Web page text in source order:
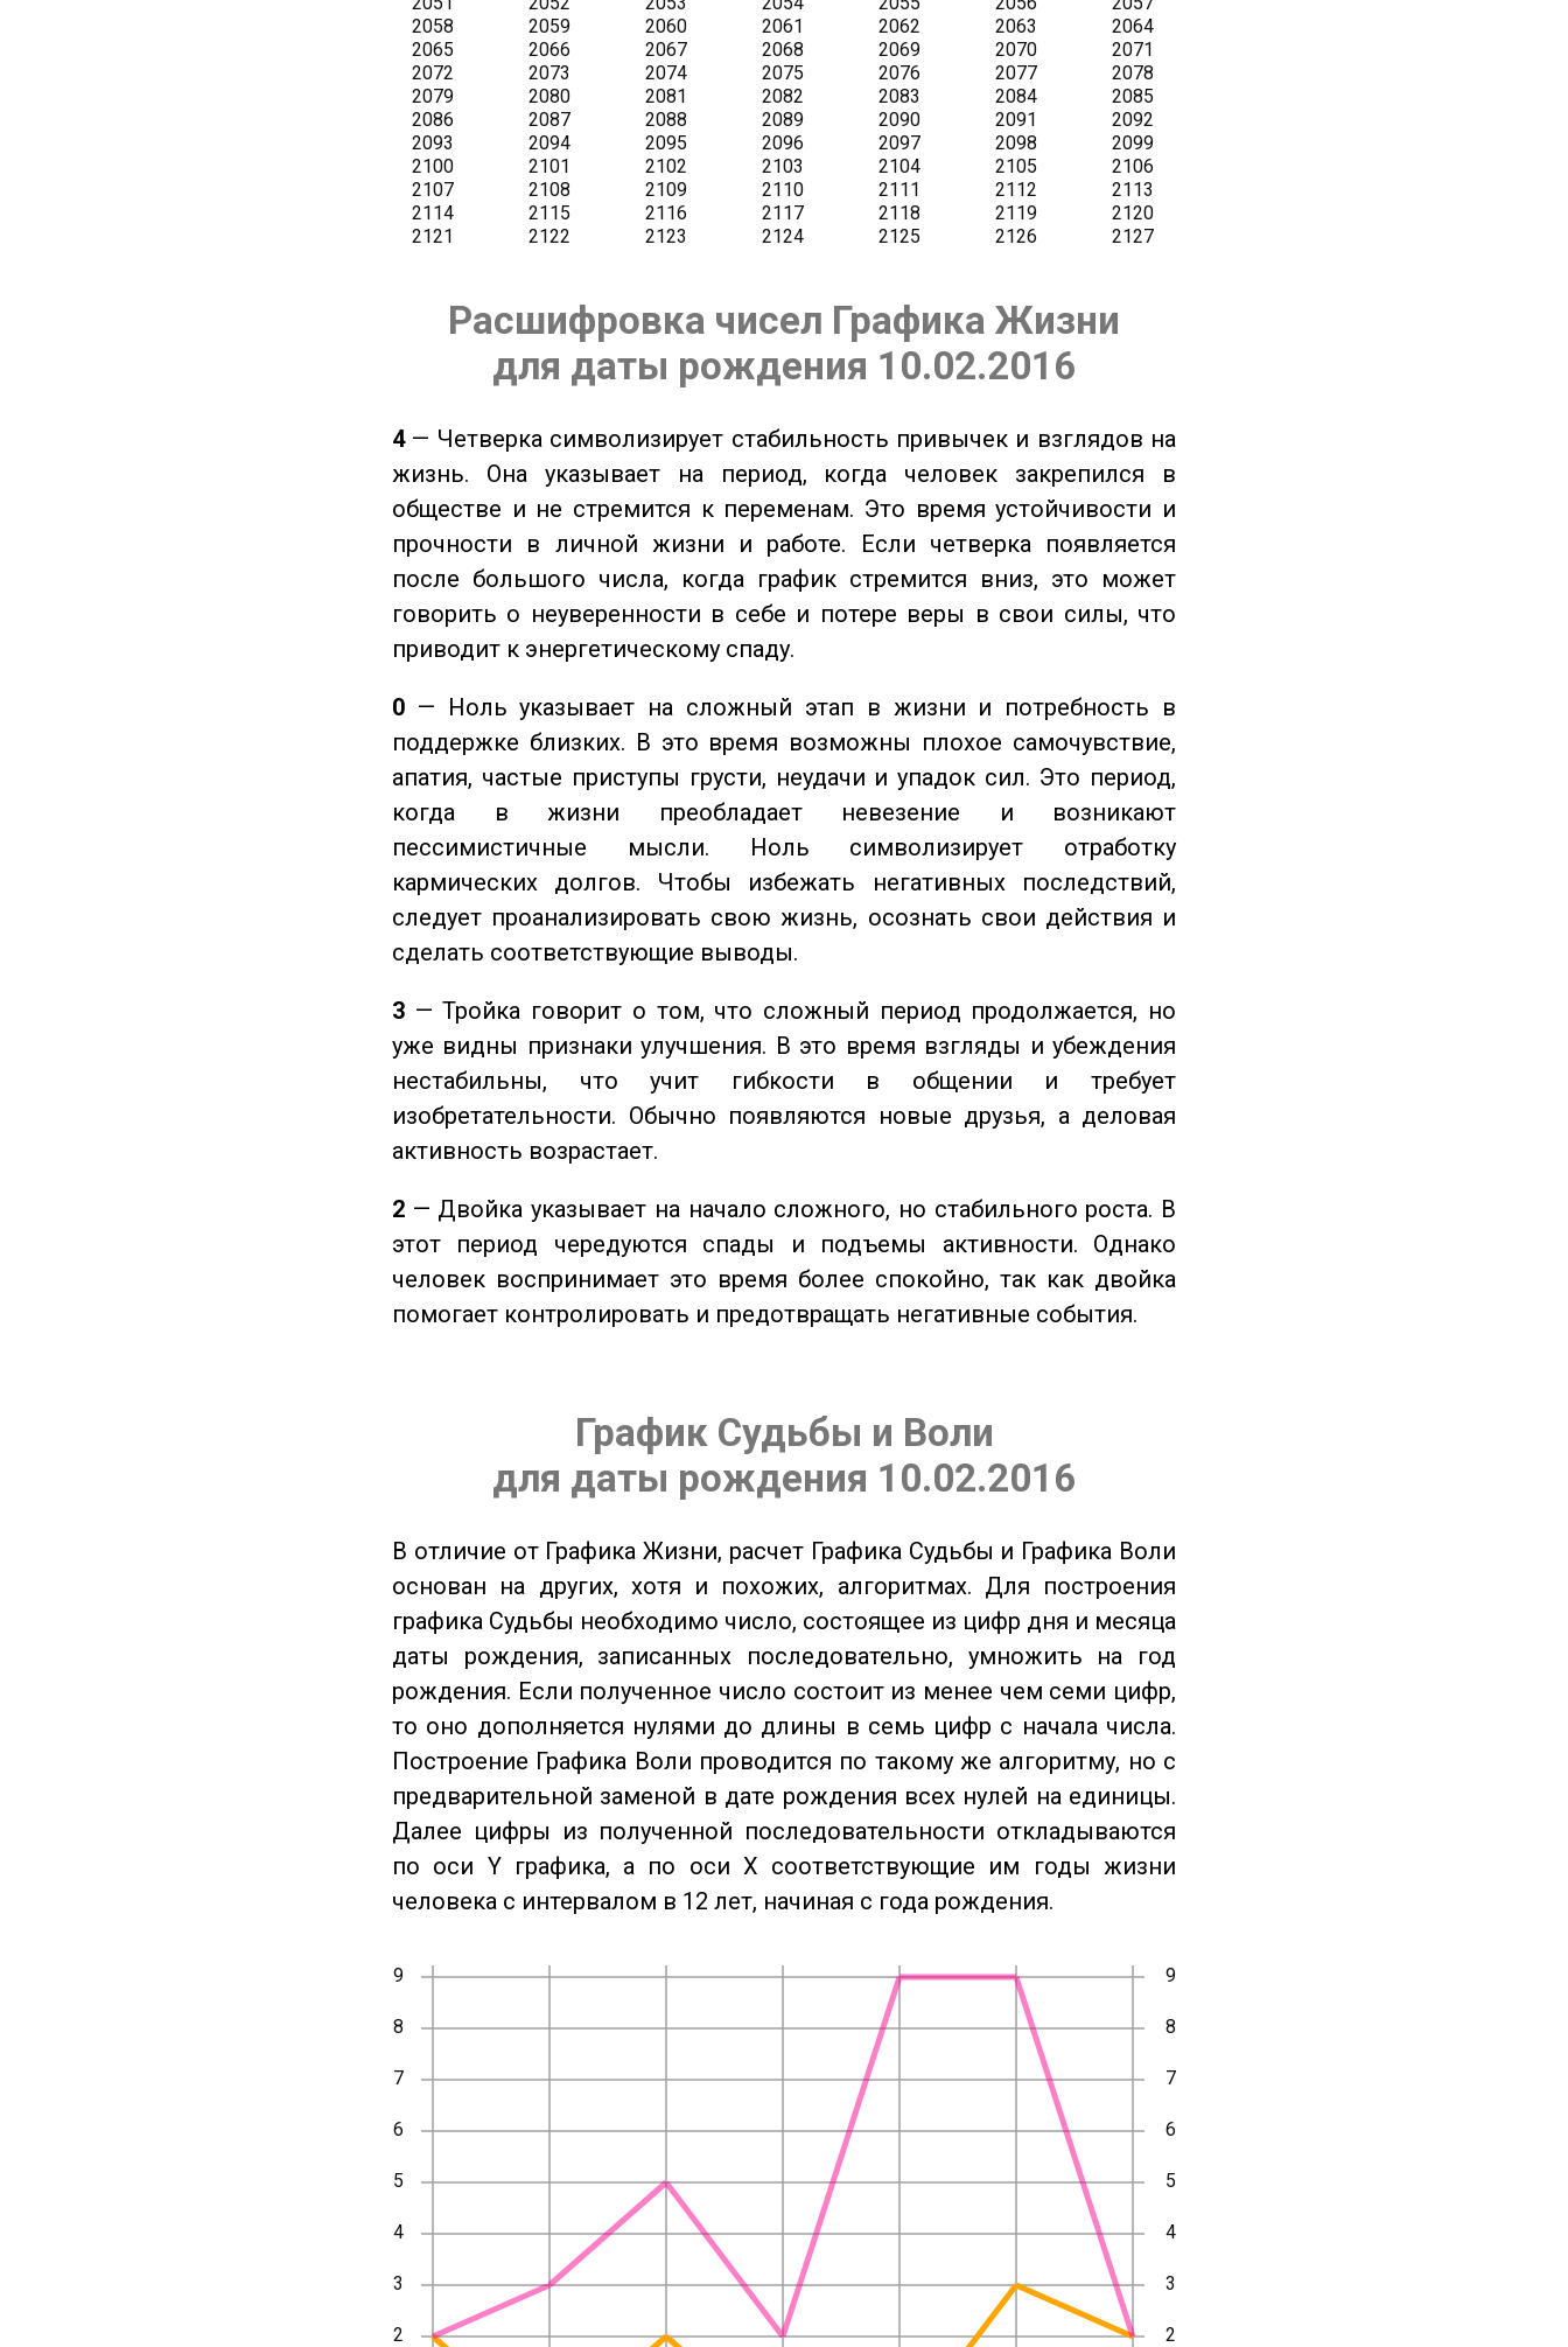
Расшифровка чисел Графика Жизни
для даты рождения 10.02.2016
4— Четверка символизирует стабильность привычек и взглядов на
жизнь. Она указывает на период, когда человек закрепился в
обществе и не стремится к переменам. Это время устойчивости и
прочности в личной жизни и работе. Если четверка появляется
после большого числа, когда график стремится вниз, это может
говорить о неуверенности в себе и потере веры в свои силы, что
приводит к энергетическому спаду.
0 — Ноль указывает на сложный этап в жизни и потребность в
поддержке близких. В это время возможны плохое самочувствие,
апатия, частые приступы грусти, неудачи и упадок сил. Это период,
когда в жизни преобладает невезение и возникают
пессимистичные мысли. Ноль символизирует отработку
кармических долгов. Чтобы избежать негативных последствий,
следует проанализировать свою жизнь, осознать свои действия и
сделать соответствующие выводы.
3 — Тройка говорит о том, что сложный период продолжается, но
уже видны признаки улучшения. В это время взгляды и убеждения
нестабильны, что учит гибкости в общении и требует
изобретательности. Обычно появляются новые друзья, а деловая
активность возрастает.
2 — Двойка указывает на начало сложного, но стабильного роста. В
этот период чередуются спады и подъемы активности. Однако
человек воспринимает это время более спокойно, так как двойка
помогает контролировать и предотвращать негативные события.
График Судьбы и Воли
для даты рождения 10.02.2016
В отличие от Графика Жизни, расчет Графика Судьбы и Графика Воли
основан на других, хотя и похожих, алгоритмах. Для построения
графика Судьбы необходимо число, состоящее из цифр дня и месяца
даты рождения, записанных последовательно, умножить на год
рождения. Если полученное число состоит из менее чем семи цифр,
то оно дополняется нулями до длины в семь цифр с начала числа.
Построение Графика Воли проводится по такому же алгоритму, но с
предварительной заменой в дате рождения всех нулей на единицы.
Далее цифры из полученной последовательности откладываются
по оси Y графика, а по оси X соответствующие им годы жизни
человека с интервалом в 12 лет, начиная с года рождения.